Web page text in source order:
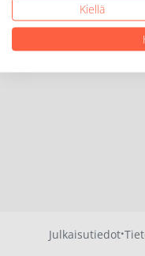
Julkaisutiedot·
Kiellä